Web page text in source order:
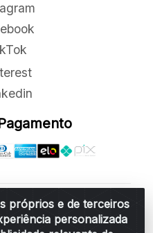
próprios e de terceiros
personalizada
LTDA - R: Rua
Alves, 876 - Santa